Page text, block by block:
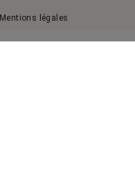
Mentions légales